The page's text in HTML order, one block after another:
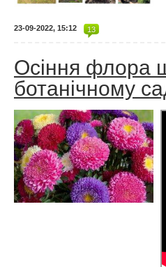
23-09-2022, 15:12 13
Осіння флора
ботанічному